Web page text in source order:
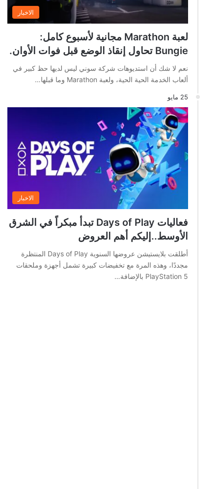
الاخبار
لعبة Marathon مجانية لأسبوع كامل:
Bungie تحاول إنقاذ الوضع قبل فوات الأوان.
نعم لا شك أن استديوهات شركة سوني ليس لديها حظ كبير في
ألعاب الخدمة الحية الحية، ولعبة Marathon وما قبلها…
25 مايو
الاخبار
فعاليات Days of Play تبدأ مبكراً في الشرق
الأوسط..إليكم أهم العروض
أطلقت بلايستيشن عروضها السنوية Days of Play المنتظرة
مجددًا، وهذه المرة مع تخفيضات كبيرة تشمل أجهزة وملحقات
PlayStation 5 بالإضافة…